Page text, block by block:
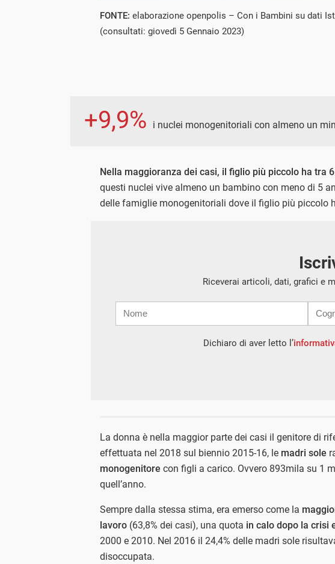
FONTE: elaborazione openpolis – Con i Bambini su dati
(consultati: giovedì 5 Gennaio 2023)
+9,9% i nuclei monogenitoriali con almeno un
Nella maggioranza dei casi, il figlio più piccolo ha tra
questi nuclei vive almeno un bambino con meno di 5
delle famiglie monogenitoriali dove il figlio più piccolo
Riceverai articoli, dati, grafici e
mail
Dichiaro di aver letto l’
La donna è nella maggior parte dei casi il genitore di
effettuata nel 2018 sul biennio 2015-16, le madri sole
monogenitore con figli a carico. Ovvero 893mila su 1
quell’anno.
Sempre dalla stessa stima, era emerso come la
lavoro (63,8% dei casi), una quota in calo dopo la crisi
2000 e 2010. Nel 2016 il 24,4% delle madri sole
disoccupata.